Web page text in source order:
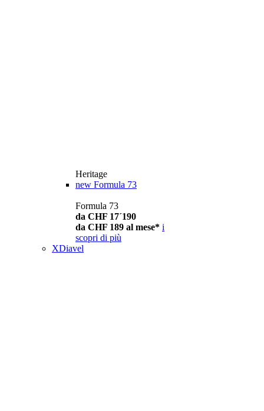
Heritage
new Formula 73
Formula 73
da CHF 17´190
da CHF 189 al mese* i
scopri di più
XDiavel